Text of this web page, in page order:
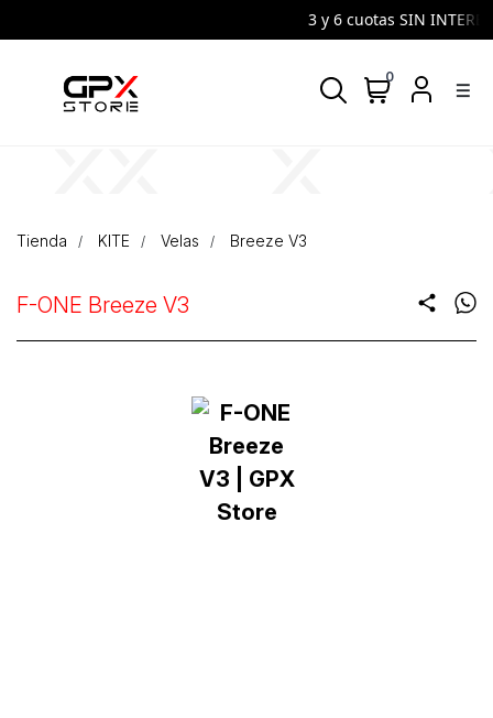
3 y 6 cuotas SIN
density_medium
0
Tienda KITE Velas Breeze V3
F-ONE Breeze V3 share